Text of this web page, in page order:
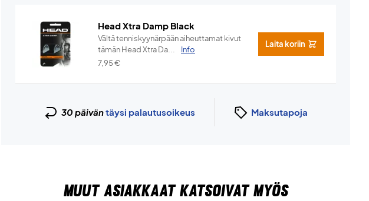
Head Xtra Damp Black
Vältä tenniskyynärpään aiheuttamat kivut
tämän Head Xtra Da...
Info
7,95€
Laita koriin
30 päiväntäysi palautusoikeus Maksutapoja
MUUT ASIAKKAAT KATSOIVAT MYÖS